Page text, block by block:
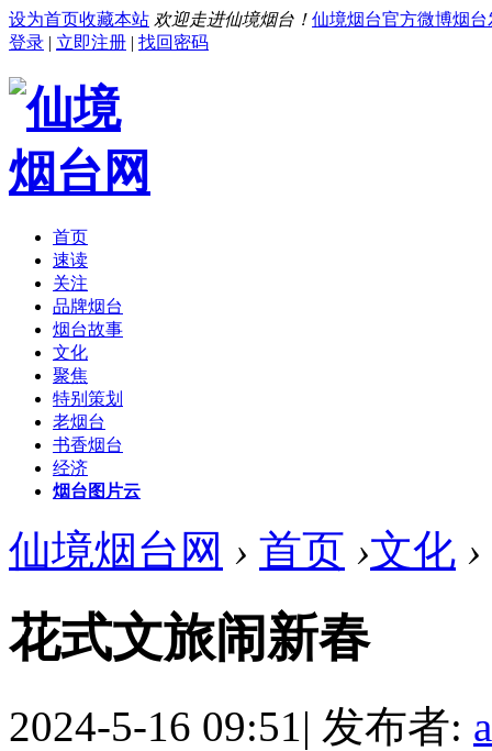
设为首页收藏本站 欢迎走进仙境烟台！ 仙境烟台官方微博烟台
登录 | 立即注册 | 找回密码
首页
速读
关注
品牌烟台
烟台故事
文化
聚焦
特别策划
老烟台
书香烟台
经济
烟台图片云
仙境烟台网 › 首页 ›文化 ›
花式文旅闹新春
2024-5-16 09:51| 发布者: